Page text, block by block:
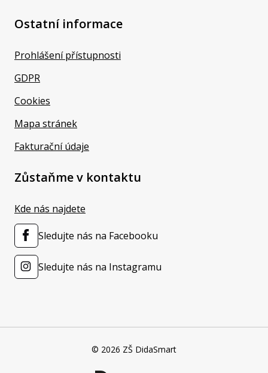
Ostatní informace
Prohlášení přístupnosti
GDPR
Cookies
Mapa stránek
Fakturační údaje
Zůstaňme v kontaktu
Kde nás najdete
Sledujte nás na Facebooku
Sledujte nás na Instagramu
© 2026 ZŠ DidaSmart